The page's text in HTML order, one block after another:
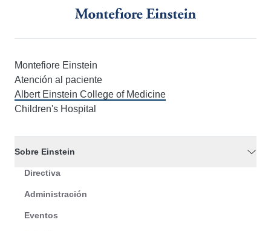
Montefiore Einstein
Atención al paciente
Albert Einstein College of Medicine
Children's Hospital
Sobre Einstein
Directiva
Administración
Eventos